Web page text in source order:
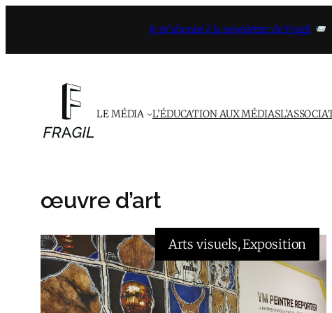
contenu
Je m’abonne à la newsletter de Fragil
LE MÉDIA L’ÉDUCATION AUX MÉDIAS
œuvre d’art
Arts visuels, Exposition